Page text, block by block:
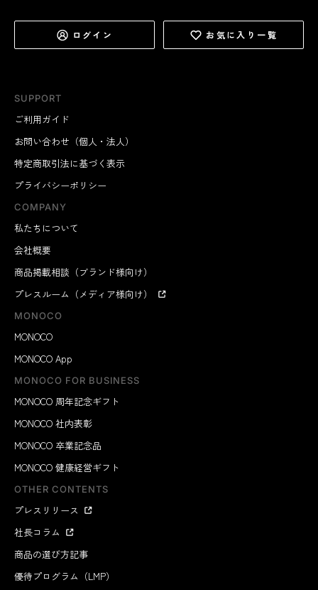
SUPPORT
ご利用ガイド
お問い合わせ（個人・法人）
特定商取引法に基づく表示
プライバシーポリシー
COMPANY
私たちについて
会社概要
商品掲載相談（ブランド様向け）
プレスルーム（メディア様向け）
MONOCO
MONOCO
MONOCO App
MONOCO FOR BUSINESS
MONOCO 周年記念ギフト
MONOCO 社内表彰
MONOCO 卒業記念品
MONOCO 健康経営ギフト
OTHER CONTENTS
プレスリリース
社長コラム
商品の選び方記事
優待プログラム（LMP）
ログイン お気に入り一覧